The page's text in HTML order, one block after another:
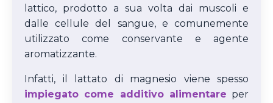
lattico, prodotto a sua volta dai muscoli e
dalle cellule del sangue, e comunemente
utilizzato come conservante e agente
aromatizzante.
Infatti, il lattato di magnesio viene spesso
impiegato come additivo alimentare per